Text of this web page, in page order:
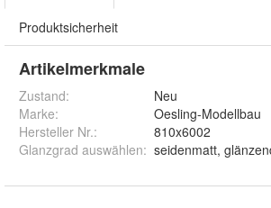
Produktsicherheit
Artikelmerkmale
Zustand:
Neu
Marke:
Oesling-Modellbau
Hersteller Nr.:
810x6002
Glanzgrad auswählen: